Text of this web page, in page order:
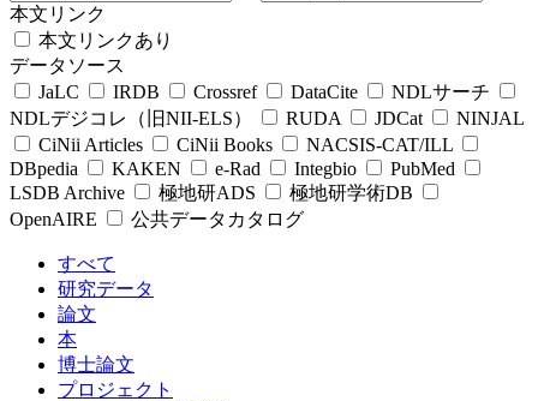
本文リンク
本文リンクあり
データソース
JaLC
IRDB Crossref DataCite
NDLサーチ
NDLデジコレ（旧NII-ELS）
RUDA JDCat
NINJAL
CiNii Articles
CiNii Books
NACSIS-CAT/ILL
DBpedia
KAKEN e-Rad Integbio
PubMed
LSDB Archive
極地研ADS
極地研学術DB
OpenAIRE
公共データカタログ
すべて
研究データ
論文
本
博士論文
プロジェクト